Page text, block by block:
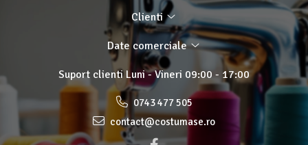
Clienti
Date comerciale
Suport clienti Luni - Vineri 09:00 - 17:00
0743 477 505
contact@costumase.ro